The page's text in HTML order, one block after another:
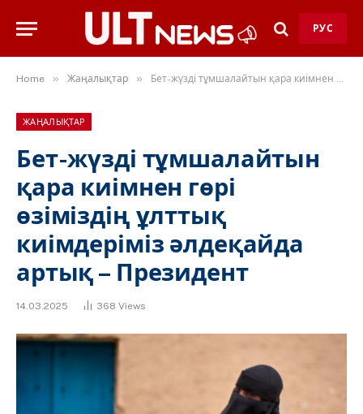
РУС
Home » Жаңалықтар » Бет-жүзді тұмшалайтын қара киімнен гөрі өзіміздің ұлттық киімдеріміз әлдеқайда артық – Президент
ЖАҢАЛЫҚТАР
Бет-жүзді тұмшалайтын
қара киімнен гөрі
өзіміздің ұлттық
киімдеріміз әлдеқайда
артық – Президент
14.03.2025 368 Views